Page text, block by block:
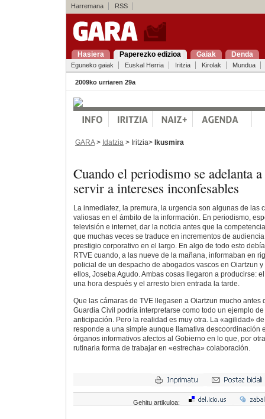
Harremana RSS
Hasiera Paperezko edizioa Gaiak Denda
Eguneko gaiak Euskal Herria Iritzia Kirolak Mundua
2009ko urriaren 29a
GARA> Idatzia > Iritzia> Ikusmira
Cuando el periodismo se adelanta
servir a intereses inconfesables
La inmediatez, la premura, la urgencia son algunas de las
valiosas en el ámbito de la información. En periodismo,
televisión e internet, dar la noticia antes que la
que muchas veces se traduce en incrementos de
prestigio corporativo en el largo. En algo de todo esto
RTVE cuando, a las nueve de la mañana, informaban en
policial de un despacho de abogados vascos en Oiartzun
ellos, Joseba Agudo. Ambas cosas llegaron a producirse:
una hora después y el arresto bien entrada la tarde.
Que las cámaras de TVE llegasen a Oiartzun mucho antes
Guardia Civil podría interpretarse como todo un ejemplo
anticipación. Pero la realidad es muy otra. La «agilidad»
responde a una simple aunque llamativa descoordinación
órganos informativos afectos al Gobierno en lo que, por
rutinaria forma de trabajar en «estrecha» colaboración.
Gehitu artikuloa: